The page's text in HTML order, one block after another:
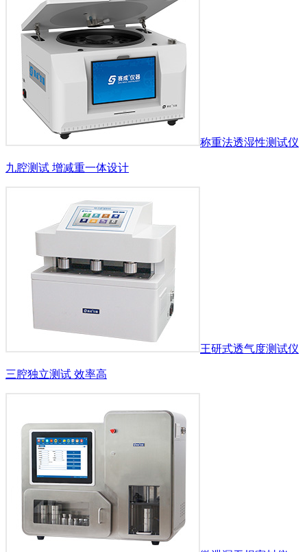
称重法透湿性测试仪
九腔测试 增减重一体设计
王研式透气度测试仪
三腔独立测试 效率高